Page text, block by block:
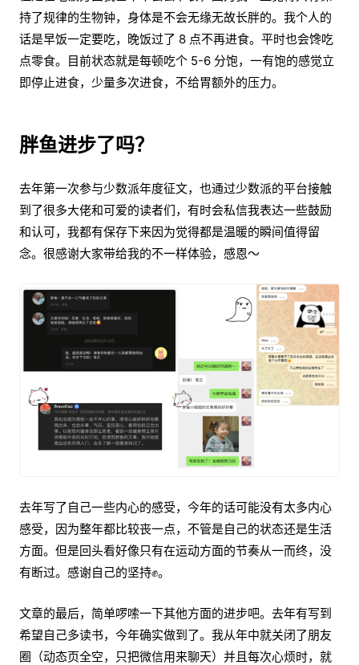
持了规律的生物钟，身体是不会无缘无故长胖的。我个人的
话是早饭一定要吃，晚饭过了 8 点不再进食。平时也会馋吃
点零食。目前状态就是每顿吃个 5-6 分饱，一有饱的感觉立
即停止进食，少量多次进食，不给胃额外的压力。
胖鱼进步了吗？
去年第一次参与少数派年度征文，也通过少数派的平台接触
到了很多大佬和可爱的读者们，有时会私信我表达一些鼓励
和认可，我都有保存下来因为觉得都是温暖的瞬间值得留
念。很感谢大家带给我的不一样体验，感恩～
去年写了自己一些内心的感受，今年的话可能没有太多内心
感受，因为整年都比较丧一点，不管是自己的状态还是生活
方面。但是回头看好像只有在运动方面的节奏从一而终，没
有断过。感谢自己的坚持✊。
文章的最后，简单啰嗦一下其他方面的进步吧。去年有写到
希望自己多读书，今年确实做到了。我从年中就关闭了朋友
圈（动态页全空，只把微信用来聊天）并且每次心烦时，就